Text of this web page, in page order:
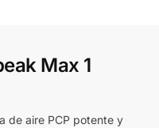
Max 1
de aire PCP potente y